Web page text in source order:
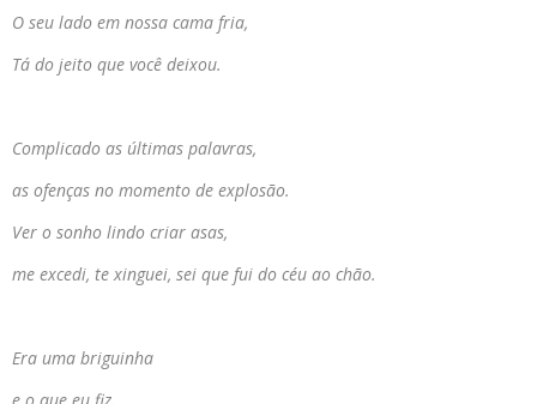
O seu lado em nossa cama fria,
Tá do jeito que você deixou.
Complicado as últimas palavras,
as ofenças no momento de explosão.
Ver o sonho lindo criar asas,
me excedi, te xinguei, sei que fui do céu ao chão.
Era uma briguinha